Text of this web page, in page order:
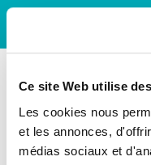
Ce site Web utilise
Les cookies nous
et les annonces,
médias sociaux et